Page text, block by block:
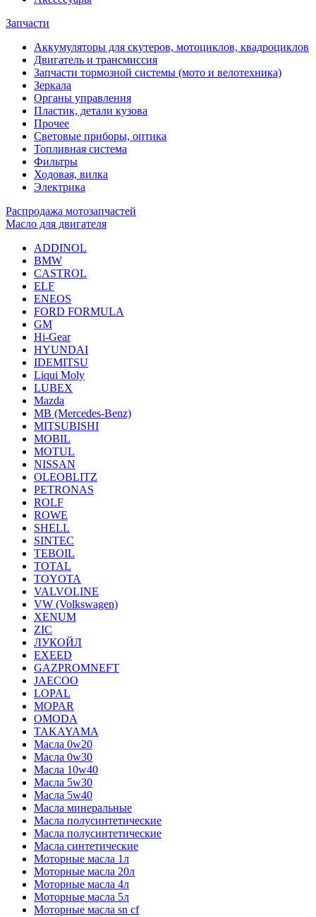
Запчасти
Аккумуляторы для скутеров, мотоциклов, квадроциклов
Двигатель и трансмиссия
Запчасти тормозной системы (мото и велотехника)
Зеркала
Органы управления
Пластик, детали кузова
Прочее
Световые приборы, оптика
Топливная система
Фильтры
Ходовая, вилка
Электрика
Распродажа мотозапчастей
Масло для двигателя
ADDINOL
BMW
CASTROL
ELF
ENEOS
FORD FORMULA
GM
Hi-Gear
HYUNDAI
IDEMITSU
Liqui Moly
LUBEX
Mazda
MB (Mercedes-Вenz)
MITSUBISHI
MOBIL
MOTUL
NISSAN
OLEOBLITZ
PETRONAS
ROLF
ROWE
SHELL
SINTEC
TEBOIL
TOTAL
TOYOTA
VALVOLINE
VW (Volkswagen)
XENUM
ZIC
ЛУКОЙЛ
EXEED
GAZPROMNEFT
JAECOO
LOPAL
MOPAR
OMODA
TAKAYAMA
Масла 0w20
Масла 0w30
Масла 10w40
Масла 5w30
Масла 5w40
Масла минеральные
Масла полусинтетические
Масла полусинтетические
Масла синтетические
Моторные масла 1л
Моторные масла 20л
Моторные масла 4л
Моторные масла 5л
Моторные масла sn cf